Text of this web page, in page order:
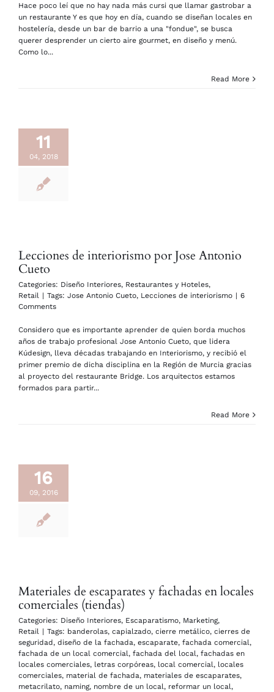
Hace poco leí que no hay nada más cursi que llamar gastrobar a
un restaurante Y es que hoy en día, cuando se diseñan locales en
hostelería, desde un bar de barrio a una "fondue", se busca
querer desprender un cierto aire gourmet, en diseño y menú.
Como lo...
Read More
11
04, 2018
Lecciones de interiorismo por Jose Antonio
Cueto
Categories: Diseño Interiores, Restaurantes y Hoteles,
Retail | Tags: Jose Antonio Cueto, Lecciones de interiorismo | 6
Comments
Considero que es importante aprender de quien borda muchos
años de trabajo profesional Jose Antonio Cueto, que lidera
Kúdesign, lleva décadas trabajando en Interiorismo, y recibió el
primer premio de dicha disciplina en la Región de Murcia gracias
al proyecto del restaurante Bridge. Los arquitectos estamos
formados para partir...
Read More
16
09, 2016
Materiales de escaparates y fachadas en locales
comerciales (tiendas)
Categories: Diseño Interiores, Escaparatismo, Marketing,
Retail | Tags: banderolas, capialzado, cierre metálico, cierres de
seguridad, diseño de la fachada, escaparate, fachada comercial,
fachada de un local comercial, fachada del local, fachadas en
locales comerciales, letras corpóreas, local comercial, locales
comerciales, material de fachada, materiales de escaparates,
metacrilato, naming, nombre de un local, reformar un local,